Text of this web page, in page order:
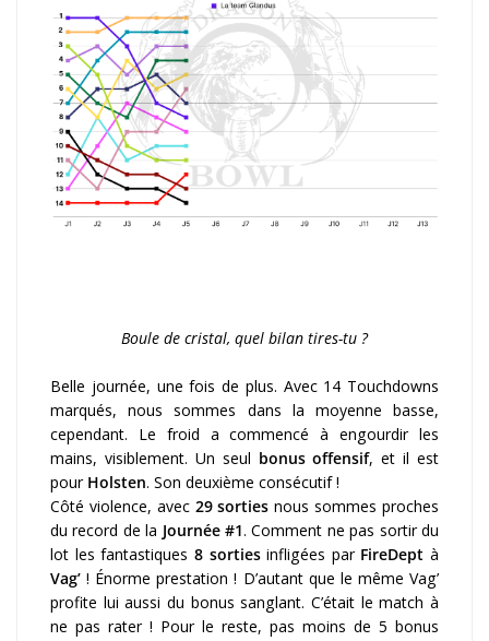
Boule de cristal, quel bilan tires-tu ?
Belle journée, une fois de plus. Avec 14 Touchdowns
marqués, nous sommes dans la moyenne basse,
cependant. Le froid a commencé à engourdir les
mains, visiblement. Un seul bonus offensif, et il est
pour Holsten. Son deuxième consécutif !
Côté violence, avec 29 sorties nous sommes proches
du record de la Journée #1. Comment ne pas sortir du
lot les fantastiques 8 sortiesinfligées par FireDept à
Vag’ ! Énorme prestation ! D’autant que le même Vag’
profite lui aussi du bonus sanglant. C’était le match à
ne pas rater ! Pour le reste, pas moins de 5 bonus